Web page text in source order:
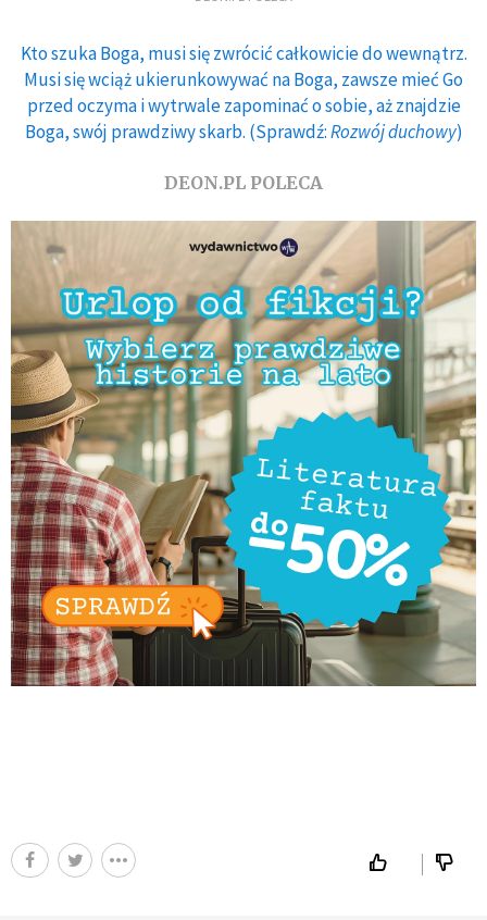
Kto szuka Boga, musi się zwrócić całkowicie do wewnątrz.
Musi się wciąż ukierunkowywać na Boga, zawsze mieć Go
przed oczyma i wytrwale zapominać o sobie, aż znajdzie
Boga, swój prawdziwy skarb. (Sprawdź:Rozwój duchowy)
DEON.PL POLECA